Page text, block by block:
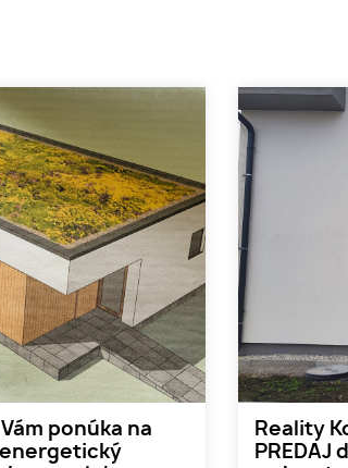
ponúka na
Reality